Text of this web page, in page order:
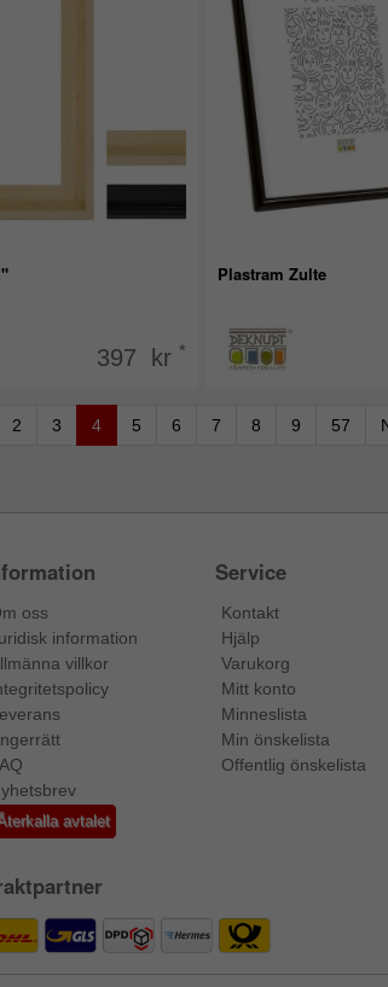
397 kr *
Plastram Zulte
2 3 4 5 6 7 8 9 57
oss
information
villkor
avtalet
Service
Kontakt
Hjälp
Varukorg
Mitt konto
Minneslista
Min önskelista
Offentlig önskelista